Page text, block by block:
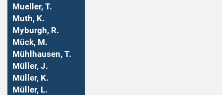
Mueller, T.
Muth, K.
Myburgh, R.
Mück, M.
Mühlhausen, T.
Müller, J.
Müller, K.
Müller, L.